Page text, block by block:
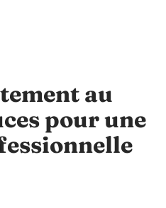
au
pour une